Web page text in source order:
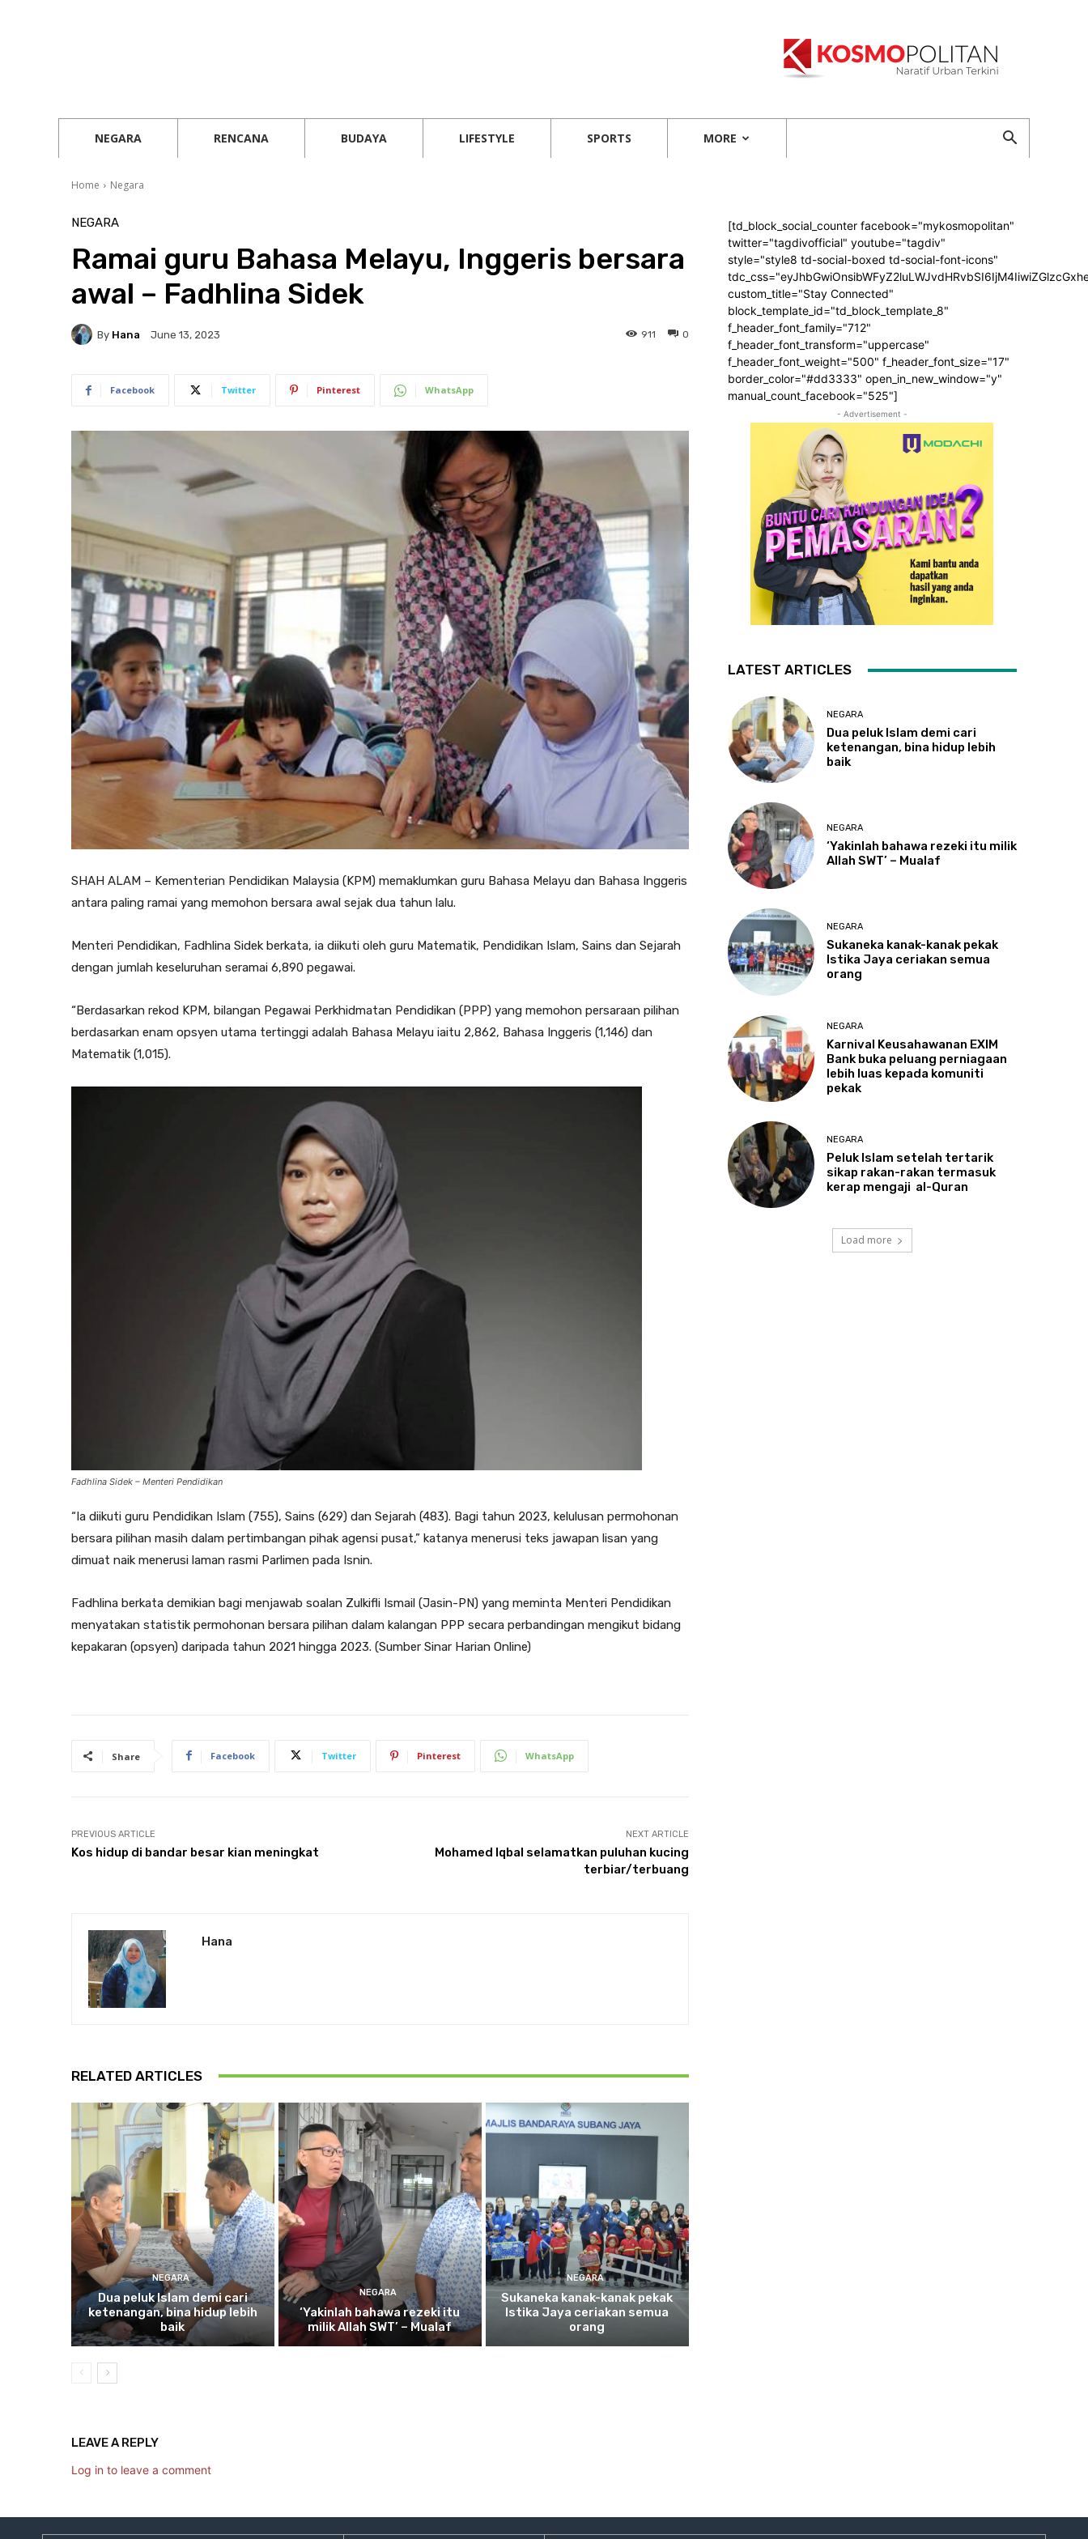
NEGARA RENCANA BUDAYA LIFESTYLE SPORTS MORE
Home Negara
NEGARA
Ramai guru Bahasa Melayu, Inggeris bersara
awal – Fadhlina Sidek
By Hana June 13, 2023 0
911
Facebook Twitter Pinterest WhatsApp
SHAH ALAM – Kementerian Pendidikan Malaysia (KPM) memaklumkan guru Bahasa Melayu dan Bahasa Inggeris
antara paling ramai yang memohon bersara awal sejak dua tahun lalu.
Menteri Pendidikan, Fadhlina Sidek berkata, ia diikuti oleh guru Matematik, Pendidikan Islam, Sains dan Sejarah
dengan jumlah keseluruhan seramai 6,890 pegawai.
“Berdasarkan rekod KPM, bilangan Pegawai Perkhidmatan Pendidikan (PPP) yang memohon persaraan pilihan
berdasarkan enam opsyen utama tertinggi adalah Bahasa Melayu iaitu 2,862, Bahasa Inggeris (1,146) dan
Matematik (1,015).
Fadhlina Sidek – Menteri Pendidikan
“Ia diikuti guru Pendidikan Islam (755), Sains (629) dan Sejarah (483). Bagi tahun 2023, kelulusan permohonan
bersara pilihan masih dalam pertimbangan pihak agensi pusat,” katanya menerusi teks jawapan lisan yang
dimuat naik menerusi laman rasmi Parlimen pada Isnin.
Fadhlina berkata demikian bagi menjawab soalan Zulkifli Ismail (Jasin-PN) yang meminta Menteri Pendidikan
menyatakan statistik permohonan bersara pilihan dalam kalangan PPP secara perbandingan mengikut bidang
kepakaran (opsyen) daripada tahun 2021 hingga 2023. (Sumber Sinar Harian Online)
Share Facebook Twitter Pinterest WhatsApp
PREVIOUS ARTICLE
Kos hidup di bandar besar kian meningkat
NEXT ARTICLE
Mohamed Iqbal selamatkan puluhan kucing
terbiar/terbuang
Hana
RELATED ARTICLES
NEGARA
Duapeluk Islam demi cari
ketenangan, bina hidup lebih
baik
NEGARA
‘Yakinlahbahawa rezeki itu
milik Allah SWT’ – Mualaf
NEGARA
Sukaneka kanak-kanak pekak
Istika Jaya ceriakan semua
orang
LEAVE A REPLY
Log in to leave a comment
[td_block_social_counter facebook="mykosmopolitan"
twitter="tagdivofficial" youtube="tagdiv"
style="style8 td-social-boxed td-social-font-icons"
custom_title="Stay Connected"
block_template_id="td_block_template_8"
f_header_font_family="712"
f_header_font_transform="uppercase"
f_header_font_weight="500" f_header_font_size="17"
border_color="#dd3333" open_in_new_window="y"
manual_count_facebook="525"]
- Advertisement -
LATEST ARTICLES
NEGARA
Dua peluk Islam demi cari
ketenangan, bina hidup lebih
baik
NEGARA
‘Yakinlah bahawa rezeki itu milik
Allah SWT’ – Mualaf
NEGARA
Sukaneka kanak-kanak pekak
Istika Jaya ceriakan semua
orang
NEGARA
Karnival Keusahawanan EXIM
Bank buka peluang perniagaan
lebih luas kepada komuniti
pekak
NEGARA
PelukIslam setelah tertarik
sikap rakan-rakan termasuk
kerap mengaji al-Quran
Load more